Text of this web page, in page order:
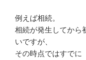
例えば相続。
相続が発生してから
いですが、
その時点ではすでに